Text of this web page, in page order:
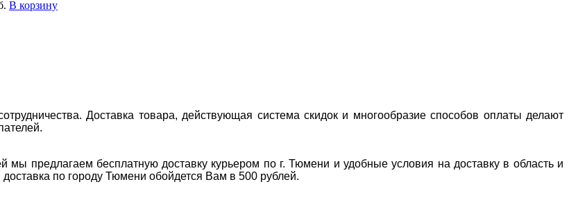
В корзину
Доставка товара, действующая система скидок и многообразие способов оплаты делают
предлагаем бесплатную доставку курьером по г. Тюмени и удобные условия на доставку в область и
по городу Тюмени обойдется Вам в 500 рублей.